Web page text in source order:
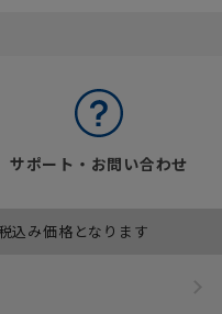
サポート・お問い合わせ
込み価格となります